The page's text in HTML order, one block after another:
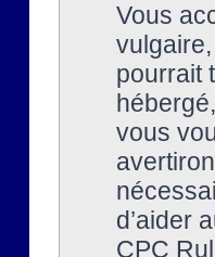
Vous
pourrait
vous
d’aider
CPC